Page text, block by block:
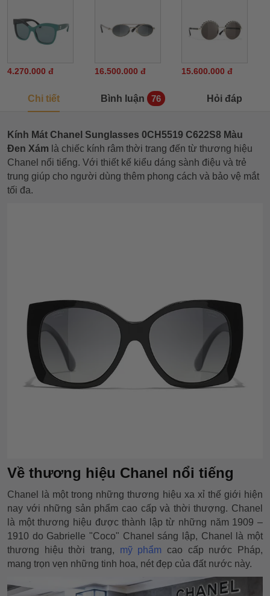
4.270.000 đ 16.500.000 đ 15.600.000 đ
Chi tiết Bình luận 76 Hỏi đáp
Kính Mát Chanel Sunglasses 0CH5519 C622S8 Màu
Đen Xám là chiếc kính râm thời trang đến từ thương hiệu
Chanel nổi tiếng. Với thiết kế kiểu dáng sành điệu và trẻ
trung giúp cho người dùng thêm phong cách và bảo vệ mắt
tối đa.
Về thương hiệu Chanel nổi tiếng
Chanel là một trong những thương hiệu xa xỉ thế giới hiện
nay với những sản phẩm cao cấp và thời thượng. Chanel
là một thương hiệu được thành lập từ những năm 1909 –
1910 do Gabrielle "Coco" Chanel sáng lập, Chanel là một
thương hiệu thời trang, mỹ phẩm cao cấp nước Pháp,
mang trọn vẹn những tinh hoa, nét đẹp của đất nước này.